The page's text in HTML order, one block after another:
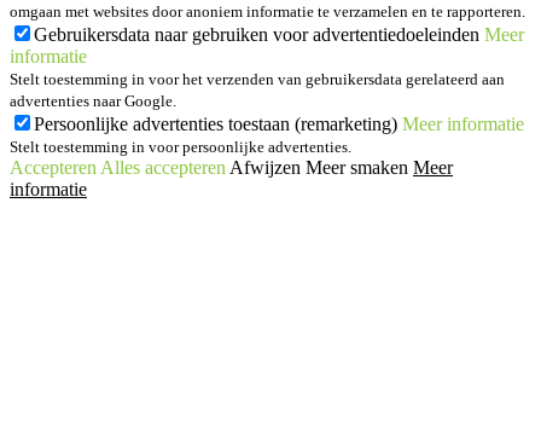
omgaan met websites door anoniem informatie te verzamelen en te rapporteren.
Gebruikersdata naar gebruiken voor advertentiedoeleinden Meer
informatie
Stelt toestemming in voor het verzenden van gebruikersdata gerelateerd aan
advertenties naar Google.
Persoonlijke advertenties toestaan (remarketing) Meer informatie
Stelt toestemming in voor persoonlijke advertenties.
Accepteren Alles accepteren Afwijzen Meer smaken Meer
informatie